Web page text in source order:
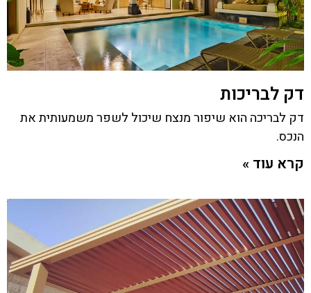
דק לבריכות
דק לבריכה הוא שיפור מנצח שיכול לשפר משמעותית את
הנכס.
קרא עוד »